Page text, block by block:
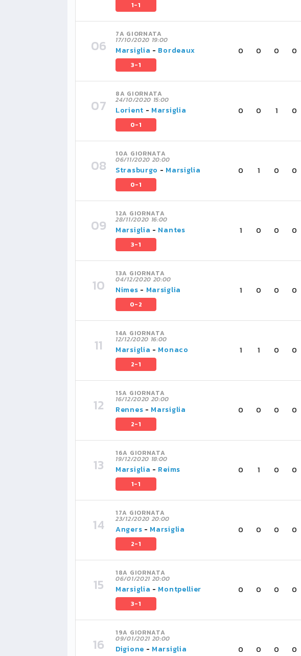
1-1
7A GIORNATA
17/10/2020 19:00
Marsiglia - Bordeaux
3-1
0 0 0 0
8A GIORNATA
24/10/2020 15:00
Lorient - Marsiglia
0-1
0 0 1 0
10A GIORNATA
06/11/2020 20:00
Strasburgo - Marsiglia
0-1
0 1 0 0
12A GIORNATA
28/11/2020 16:00
Marsiglia - Nantes
3-1
1 0 0 0
13A GIORNATA
04/12/2020 20:00
Nimes - Marsiglia
0-2
1 0 0 0
14A GIORNATA
12/12/2020 16:00
Marsiglia - Monaco
2-1
1 1 0 0
15A GIORNATA
16/12/2020 20:00
Rennes - Marsiglia
2-1
0 0 0 0
16A GIORNATA
19/12/2020 18:00
Marsiglia - Reims
1-1
0 1 0 0
17A GIORNATA
23/12/2020 20:00
Angers - Marsiglia
2-1
0 0 0 0
18A GIORNATA
06/01/2021 20:00
Marsiglia - Montpellier
3-1
0 0 0 0
19A GIORNATA
09/01/2021 20:00
Digione - Marsiglia 0 0 0 0